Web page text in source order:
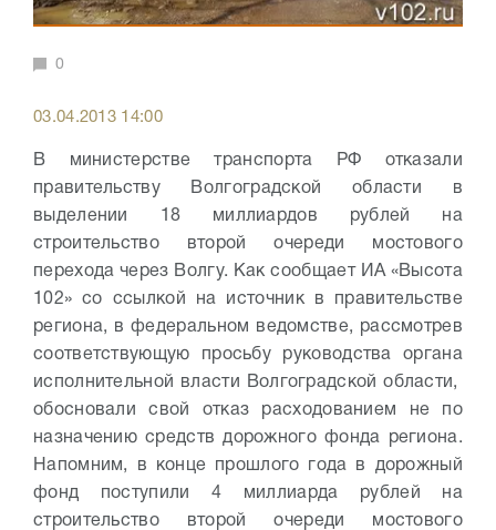
0
03.04.2013 14:00
В министерстве транспорта РФ отказали
правительству Волгоградской области в
выделении 18 миллиардов рублей на
строительство второй очереди мостового
перехода через Волгу. Как сообщает ИА «Высота
102» со ссылкой на источник в правительстве
региона, в федеральном ведомстве, рассмотрев
соответствующую просьбу руководства органа
исполнительной власти Волгоградской области,
обосновали свой отказ расходованием не по
назначению средств дорожного фонда региона.
Напомним, в конце прошлого года в дорожный
фонд поступили 4 миллиарда рублей на
строительство второй очереди мостового